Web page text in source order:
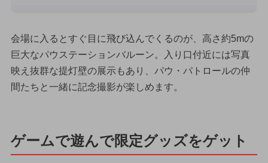
会場に入るとすぐ目に飛び込んでくるのが、高さ約5mの
巨大なパウステーションバルーン。入り口付近には写真
映え抜群な提灯壁の展示もあり、パウ・パトロールの仲
間たちと一緒に記念撮影が楽しめます。
ゲームで遊んで限定グッズをゲット